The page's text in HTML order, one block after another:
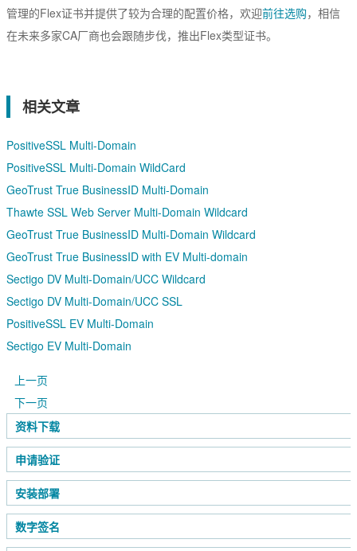
管理的Flex证书并提供了较为合理的配置价格，欢迎前往选购，相信
在未来多家CA厂商也会跟随步伐，推出Flex类型证书。
相关文章
PositiveSSL Multi-Domain
PositiveSSL Multi-Domain WildCard
GeoTrust True BusinessID Multi-Domain
Thawte SSL Web Server Multi-Domain Wildcard
GeoTrust True BusinessID Multi-Domain Wildcard
GeoTrust True BusinessID with EV Multi-domain
Sectigo DV Multi-Domain/UCC Wildcard
Sectigo DV Multi-Domain/UCC SSL
PositiveSSL EV Multi-Domain
Sectigo EV Multi-Domain
上一页
下一页
资料下载
申请验证
安装部署
数字签名